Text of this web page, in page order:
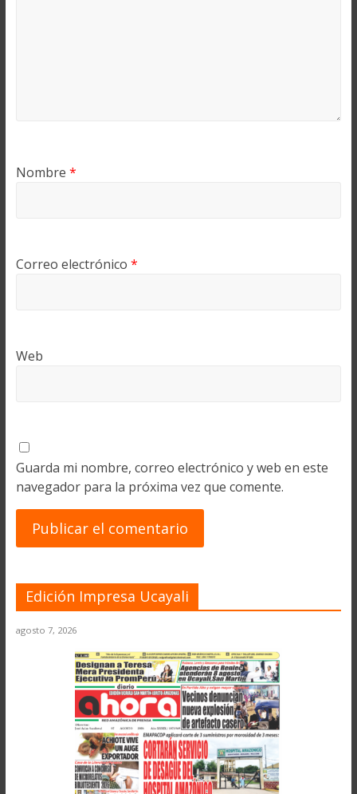
Nombre *
Correo electrónico *
Web
Guarda mi nombre, correo electrónico y web en este
navegador para la próxima vez que comente.
Edición Impresa Ucayali
agosto 7, 2026